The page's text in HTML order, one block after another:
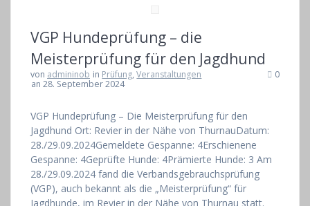
VGP Hundeprüfung – die
Meisterprüfung für den Jagdhund
von admininob in Prüfung,Veranstaltungen
an 28. September 2024
0
VGP Hundeprüfung – Die Meisterprüfung für den
Jagdhund Ort: Revier in der Nähe von ThurnauDatum:
28./29.09.2024Gemeldete Gespanne: 4Erschienene
Gespanne: 4Geprüfte Hunde: 4Prämierte Hunde: 3 Am
28./29.09.2024 fand die Verbandsgebrauchsprüfung
(VGP), auch bekannt als die „Meisterprüfung“ für
Jagdhunde, im Revier in der Nähe von Thurnau statt.